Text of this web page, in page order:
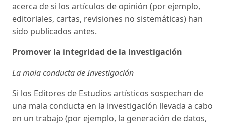
acerca de si los artículos de opinión (por ejemplo,
editoriales, cartas, revisiones no sistemáticas) han
sido publicados antes.
Promover la integridad de la investigación
La mala conducta de Investigación
Si los Editores de Estudios artísticos sospechan de
una mala conducta en la investigación llevada a cabo
en un trabajo (por ejemplo, la generación de datos,